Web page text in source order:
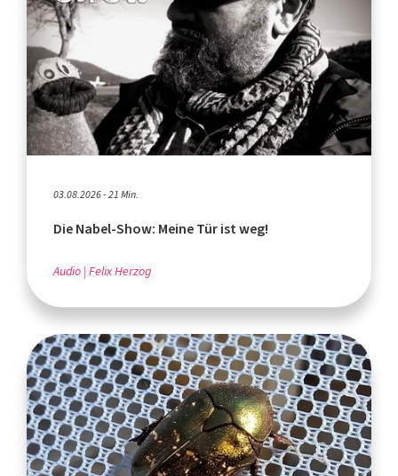
03.08.2026 - 21 Min.
Die Nabel-Show: Meine Tür ist weg!
Audio Felix Herzog